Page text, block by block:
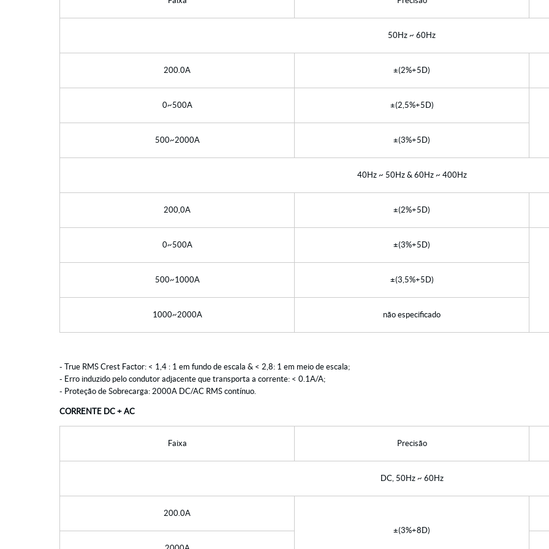
50Hz ~ 60Hz
200.0A ±(2%+5D)
0~500A
±(2,5%+5D)
500~2000A
±(3%+5D)
40Hz ~ 50Hz & 60Hz ~ 400Hz
200,0A ±(2%+5D)
0~500A ±(3%+5D)
500~1000A ±(3,5%+5D)
1000~2000A não especificado
- True RMS Crest Factor: < 1,4 : 1 em fundo de escala & < 2,8: 1 em meio de escala;
- Erro induzido pelo condutor adjacente que transporta a corrente: < 0.1A/A;
- Proteção de Sobrecarga: 2000A DC/AC RMS contínuo.
CORRENTE DC + AC
Faixa Precisão
DC, 50Hz ~ 60Hz
200.0A
±(3%+8D)